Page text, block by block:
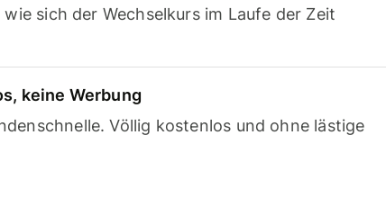
sich der Wechselkurs im Laufe der Zeit
keine Werbung
Völlig kostenlos und ohne lästige